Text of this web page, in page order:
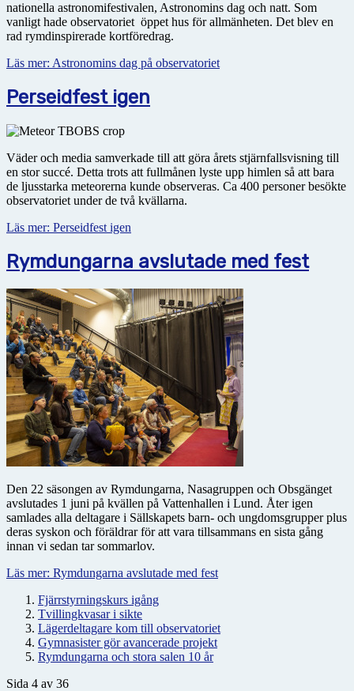
nationella astronomifestivalen, Astronomins dag och natt. Som
vanligt hade observatoriet öppet hus för allmänheten. Det blev en
rad rymdinspirerade kortföredrag.
Läs mer: Astronomins dag på observatoriet
Perseidfest igen
Väder och media samverkade till att göra årets stjärnfallsvisning till
en stor succé. Detta trots att fullmånen lyste upp himlen så att bara
de ljusstarka meteorerna kunde observeras. Ca 400 personer besökte
observatoriet under de två kvällarna.
Läs mer: Perseidfest igen
Rymdungarna avslutade med fest
Den 22 säsongen av Rymdungarna, Nasagruppen och Obsgänget
avslutades 1 juni på kvällen på Vattenhallen i Lund. Åter igen
samlades alla deltagare i Sällskapets barn- och ungdomsgrupper plus
deras syskon och föräldrar för att vara tillsammans en sista gång
innan vi sedan tar sommarlov.
Läs mer: Rymdungarna avslutade med fest
Fjärrstyrningskurs igång
Tvillingkvasar i sikte
Lägerdeltagare kom till observatoriet
Gymnasister gör avancerade projekt
Rymdungarna och stora salen 10 år
Sida 4 av 36